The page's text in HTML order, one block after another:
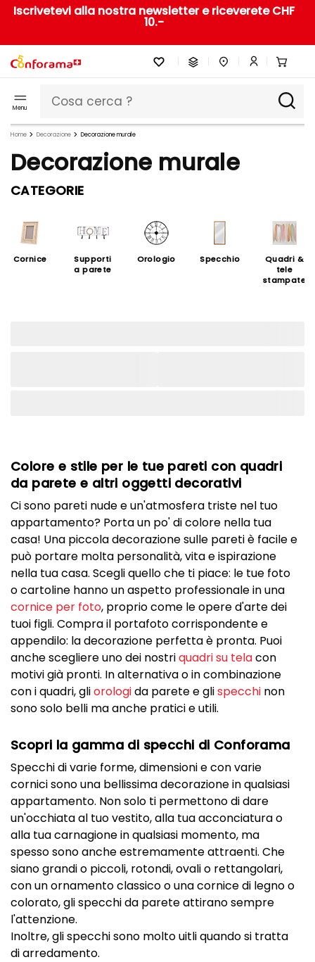
Iscrivetevi alla nostra newsletter e riceverete CHF
10.-
Menu
Home Decorazione Decorazione murale
Decorazione murale
CATEGORIE
Cornice
Supporti
a parete
Orologio Specchio
Quadri &
tele
stampate
Colore e stile per le tue pareti con quadri
da parete e altri oggetti decorativi
Ci sono pareti nude e un'atmosfera triste nel tuo
appartamento? Porta un po' di colore nella tua
casa! Una piccola decorazione sulle pareti è facile e
può portare molta personalità, vita e ispirazione
nella tua casa. Scegli quello che ti piace: le tue foto
o cartoline hanno un aspetto professionale in una
cornice per foto, proprio come le opere d'arte dei
tuoi figli. Compra il portafoto corrispondente e
appendilo: la decorazione perfetta è pronta. Puoi
anche scegliere uno dei nostriquadri su telacon
motivi già pronti. In alternativa o in combinazione
con i quadri, gliorologida parete e glispecchi non
sono solo belli ma anche pratici e utili.
Scopri la gamma di specchi di Conforama
Specchi di varie forme, dimensioni e con varie
cornici sono una bellissima decorazione in qualsiasi
appartamento. Non solo ti permettono di dare
un'occhiata al tuo vestito, alla tua acconciatura o
alla tua carnagione in qualsiasi momento, ma
spesso sono anche estremamente attraenti. Che
siano grandi o piccoli, rotondi, ovali o rettangolari,
con un ornamento classico o una cornice di legno o
colorato, gli specchi da parete attirano sempre
l'attenzione.
Inoltre, gli specchi sono molto uitli quando si tratta
di arredamento.